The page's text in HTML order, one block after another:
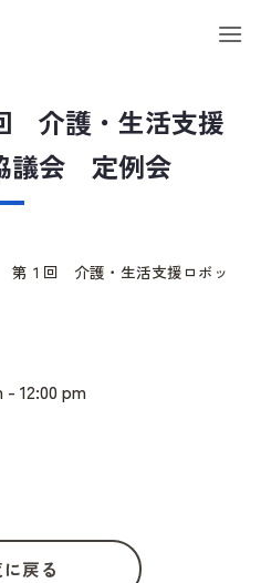
介護・生活支援
議会 定例会
第１回 介護・生活支援ロボッ
12:00 pm
戻る